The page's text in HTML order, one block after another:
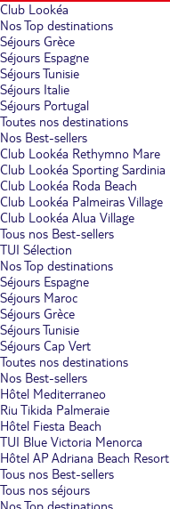
Club Lookéa
Nos Top destinations
Séjours Grèce
Séjours Espagne
Séjours Tunisie
Séjours Italie
Séjours Portugal
Toutes nos destinations
Nos Best-sellers
Club Lookéa Rethymno Mare
Club Lookéa Sporting Sardinia
Club Lookéa Roda Beach
Club Lookéa Palmeiras Village
Club Lookéa Alua Village
Tous nos Best-sellers
TUI Sélection
Nos Top destinations
Séjours Espagne
Séjours Maroc
Séjours Grèce
Séjours Tunisie
Séjours Cap Vert
Toutes nos destinations
Nos Best-sellers
Hôtel Mediterraneo
Riu Tikida Palmeraie
Hôtel Fiesta Beach
TUI Blue Victoria Menorca
Hôtel AP Adriana Beach Resort
Tous nos Best-sellers
Tous nos séjours